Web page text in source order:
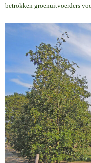
betrokken groenuitvoerders